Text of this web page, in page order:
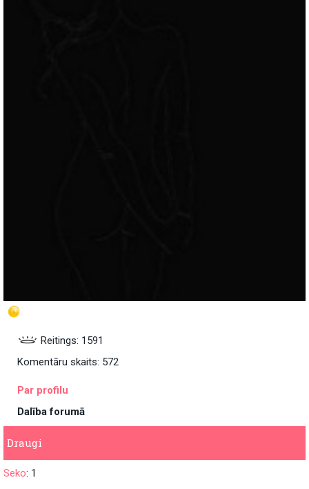
Reitings: 1591
Komentāru skaits: 572
Par profilu
Dalība forumā
Draugi
Seko: 1